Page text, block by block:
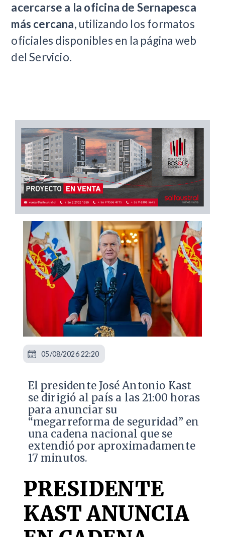
acercarse a la oficina de Sernapesca
más cercana, utilizando los formatos
oficiales disponibles en la página web
del Servicio.
El presidente José Antonio Kast
se dirigió al país a las 21:00 horas
para anunciar su
“megarreforma de seguridad” en
una cadena nacional que se
extendió por aproximadamente
17 minutos.
PRESIDENTE
KAST ANUNCIA
05/08/2026 22:20